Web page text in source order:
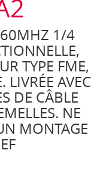
1/4
TYPE FME,
LIVRÉE AVEC
DE CÂBLE
NE
MONTAGE